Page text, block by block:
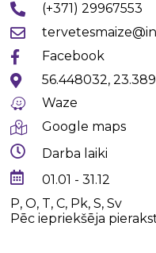
(+371) 29967553
Facebook
56.448032,
Waze
Google maps
Darba laiki
01.01 - 31.12
P, O, T, C, Pk, S, Sv
Pēc iepriekšēja